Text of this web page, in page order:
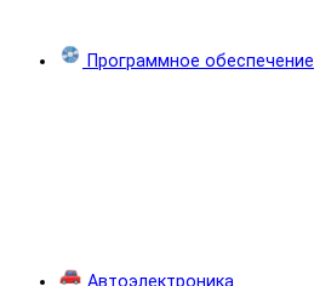
Программное обеспечение